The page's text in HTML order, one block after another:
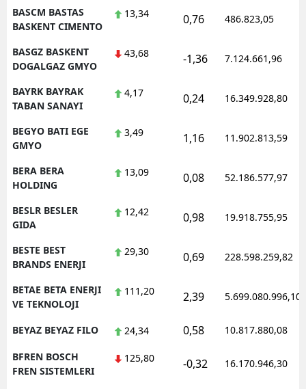
BASCM BASTAS
BASKENT CIMENTO
13,34 0,76 486.823,05
BASGZ BASKENT
DOGALGAZ GMYO
43,68 -1,36 7.124.661,96
BAYRK BAYRAK
TABAN SANAYI
4,17 0,24 16.349.928,80
BEGYO BATI EGE
GMYO
3,49 1,16 11.902.813,59
BERA BERA
HOLDING
13,09 0,08 52.186.577,97
BESLR BESLER
GIDA
12,42 0,98 19.918.755,95
BESTE BEST
BRANDS ENERJI
29,30 0,69 228.598.259,82
BETAE BETA ENERJI
VE TEKNOLOJI
111,20 2,39 5.699.080.996,10
BEYAZ BEYAZ FILO 24,34 0,58 10.817.880,08
BFREN BOSCH
FREN SISTEMLERI
125,80 -0,32 16.170.946,30